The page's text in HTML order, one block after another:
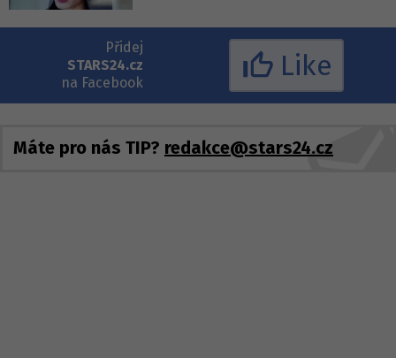
Přidej
STARS24.cz
na Facebook
Like
Máte pro nás TIP? redakce@stars24.cz